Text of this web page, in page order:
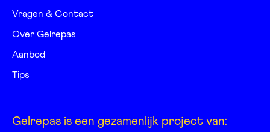
Vragen & Contact
Over Gelrepas
Aanbod
Tips
Gelrepas is een gezamenlijk project van: